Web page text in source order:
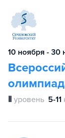
10 ноября - 30
Ⅱ уровень 5-11